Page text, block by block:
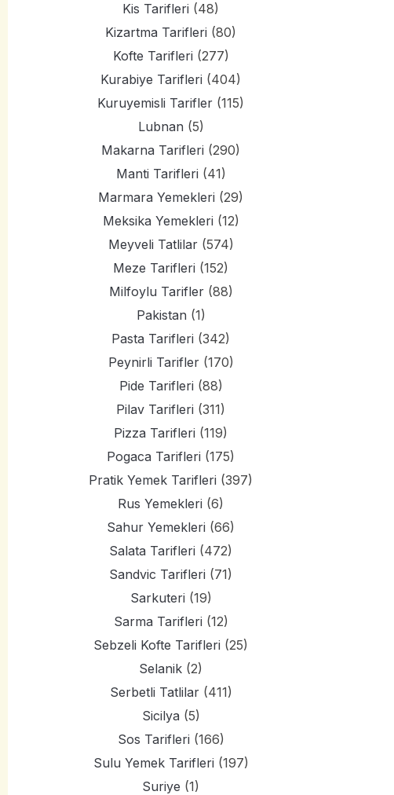
Kis Tarifleri (48)
Kizartma Tarifleri (80)
Kofte Tarifleri (277)
Kurabiye Tarifleri (404)
Kuruyemisli Tarifler (115)
Lubnan (5)
Makarna Tarifleri (290)
Manti Tarifleri (41)
Marmara Yemekleri (29)
Meksika Yemekleri (12)
Meyveli Tatlilar(574)
Meze Tarifleri (152)
Milfoylu Tarifler(88)
Pakistan (1)
Pasta Tarifleri (342)
Peynirli Tarifler(170)
Pide Tarifleri (88)
Pilav Tarifleri (311)
Pizza Tarifleri (119)
Pogaca Tarifleri (175)
Pratik Yemek Tarifleri (397)
Rus Yemekleri (6)
Sahur Yemekleri (66)
Salata Tarifleri (472)
Sandvic Tarifleri (71)
Sarkuteri (19)
Sarma Tarifleri (12)
Sebzeli Kofte Tarifleri (25)
Selanik (2)
Serbetli Tatlilar(411)
Sicilya (5)
Sos Tarifleri (166)
Sulu Yemek Tarifleri (197)
Suriye (1)